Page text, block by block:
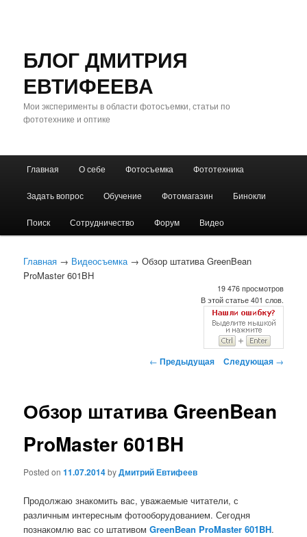
БЛОГ ДМИТРИЯ
ЕВТИФЕЕВА
Мои эксперименты в области фотосъемки, статьи по
фототехнике и оптике
Перейти
к
основному
содержимому
Перейти
к
дополнительному
содержимому
Главная О себе Фотосъемка Фототехника
Задать вопрос Обучение Фотомагазин Бинокли
Поиск Сотрудничество Форум Видео
Главная → Видеосъемка→ Обзор штатива GreenBean
ProMaster 601BH
19 476 просмотров
В этой статье 401 слов.
Навигация
← Предыдущая Следующая →
Обзор штатива GreenBean
ProMaster 601BH
Posted on11.07.2014byДмитрий Евтифеев
Продолжаю знакомить вас, уважаемые читатели, с
различным интересным фотооборудованием. Сегодня
познакомлю вас со штативомGreenBean ProMaster 601BH.